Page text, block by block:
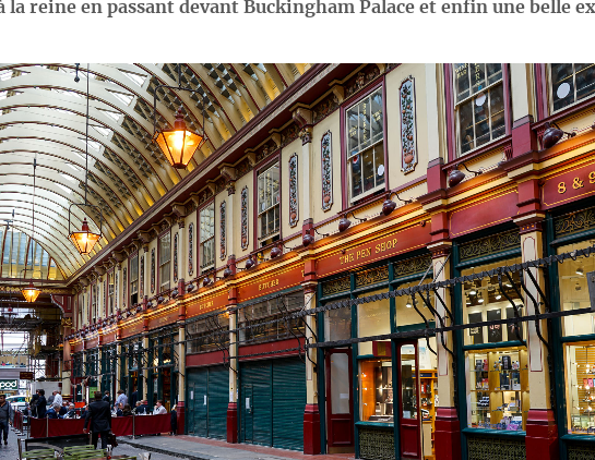
reine en passant devant Buckingham Palace et enfin une belle